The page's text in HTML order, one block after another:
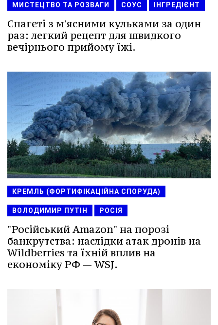
МИСТЕЦТВО ТА РОЗВАГИ СОУС ІНГРЕДІЄНТ
Спагеті з м'ясними кульками за один
раз: легкий рецепт для швидкого
вечірнього прийому їжі.
КРЕМЛЬ (ФОРТИФІКАЦІЙНА СПОРУДА)
ВОЛОДИМИР ПУТІН РОСІЯ
"Російський Amazon" на порозі
банкрутства: наслідки атак дронів на
Wildberries та їхній вплив на
економіку РФ — WSJ.